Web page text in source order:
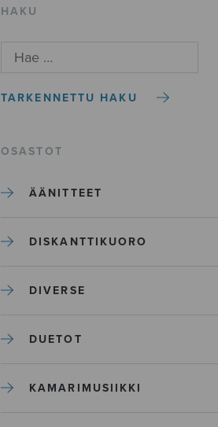
HAKU
TARKENNETTU HAKU
OSASTOT
ÄÄNITTEET
DISKANTTIKUORO
DIVERSE
DUETOT
KAMARIMUSIIKKI